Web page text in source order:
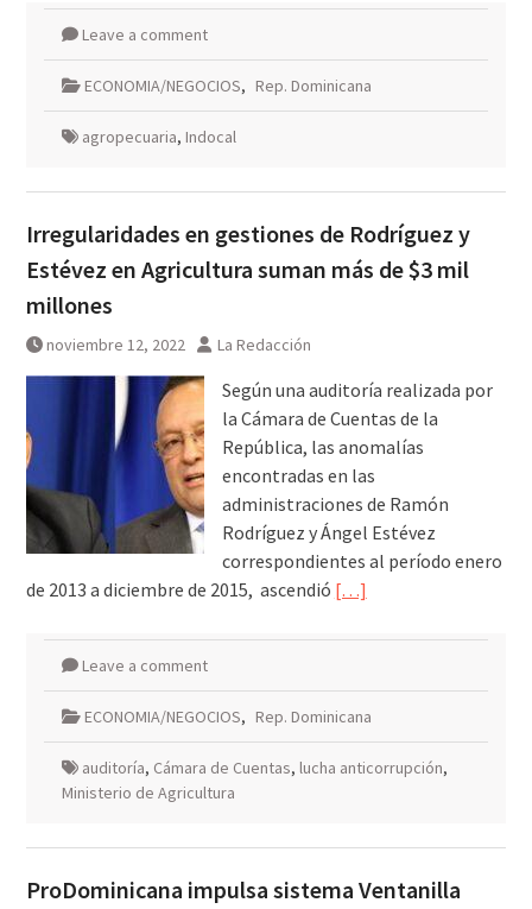
Leave a comment
ECONOMIA/NEGOCIOS, Rep. Dominicana
agropecuaria, Indocal
Irregularidades en gestiones de Rodríguez y
Estévez en Agricultura suman más de $3 mil
millones
noviembre 12, 2022 La Redacción
Según una auditoría realizada por
la Cámara de Cuentas de la
República, las anomalías
encontradas en las
administraciones de Ramón
Rodríguez y Ángel Estévez
correspondientes al período enero
de 2013 a diciembre de 2015, ascendió […]
Leave a comment
ECONOMIA/NEGOCIOS, Rep. Dominicana
auditoría, Cámara de Cuentas, lucha anticorrupción,
Ministerio de Agricultura
ProDominicana impulsa sistema Ventanilla